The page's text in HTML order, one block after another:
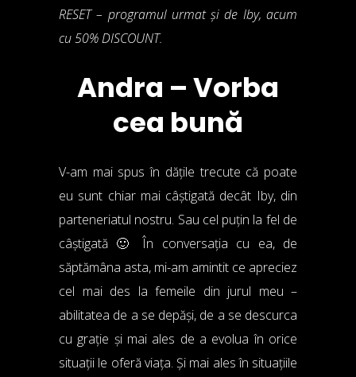
RESET – programul urmat și de Iby, acum
cu 50% DISCOUNT.
Andra – Vorba
cea bună
V-am mai spus în dățile trecute că poate
eu sunt chiar mai câștigată decât Iby, din
parteneriatul nostru. Sau cel puțin la fel de
câștigată 🙂 În conversația cu ea, de
săptămâna asta, mi-am amintit ce apreciez
cel mai des la femeile din jurul meu –
abilitatea de a se depăși, de a se descurca
cu grație și mai ales de a evolua în orice
situații le oferă viața. Și mai ales în situațiile